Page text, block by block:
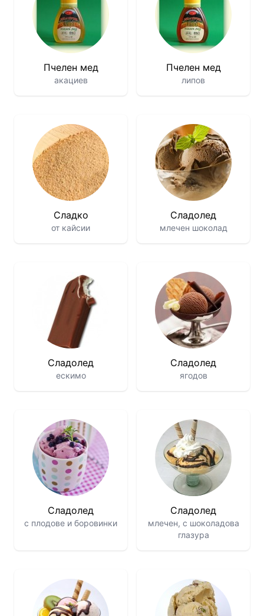
Пчелен мед
акациев
Пчелен мед
липов
Сладко
от кайсии
Сладолед
млечен шоколад
Сладолед
ескимо
Сладолед
ягодов
Сладолед
с плодове и боровинки
Сладолед
млечен, с шоколадова
глазура